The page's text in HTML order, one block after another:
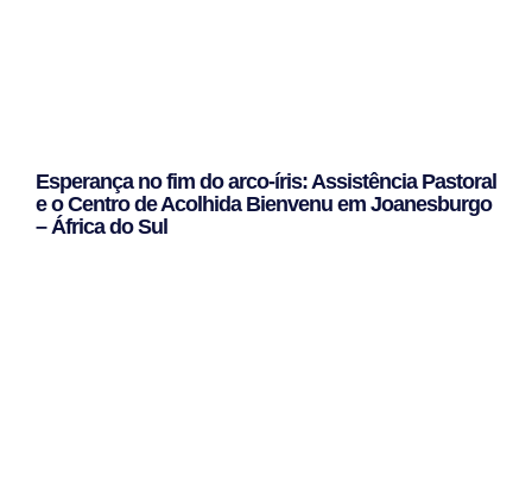
Esperança no fim do arco-íris: Assistência Pastoral
e o Centro de Acolhida Bienvenu em Joanesburgo
– África do Sul